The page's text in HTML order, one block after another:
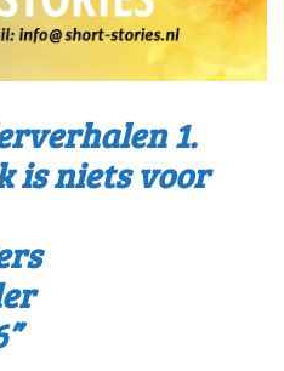
1.
is niets voor